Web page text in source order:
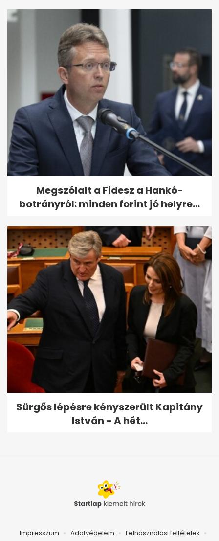
Megszólalt a Fidesz a Hankó-
botrányról: minden forint jó helyre...
Sürgős lépésre kényszerült Kapitány
István - A hét...
Impresszum Adatvédelem Felhasználási feltételek